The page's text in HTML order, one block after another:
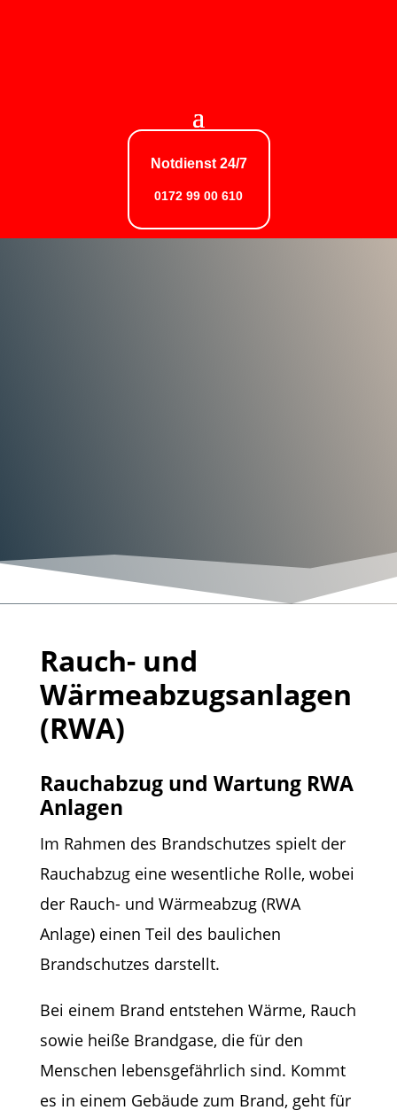
Notdienst 24/7
0172 99 00 610
Rauch- und
Wärmeabzugsanlagen
(RWA)
Rauchabzug und Wartung RWA
Anlagen
Im Rahmen des Brandschutzes spielt der
Rauchabzug eine wesentliche Rolle, wobei
der Rauch- und Wärmeabzug (RWA
Anlage) einen Teil des baulichen
Brandschutzes darstellt.
Bei einem Brand entstehen Wärme, Rauch
sowie heiße Brandgase, die für den
Menschen lebensgefährlich sind. Kommt
es in einem Gebäude zum Brand, geht für